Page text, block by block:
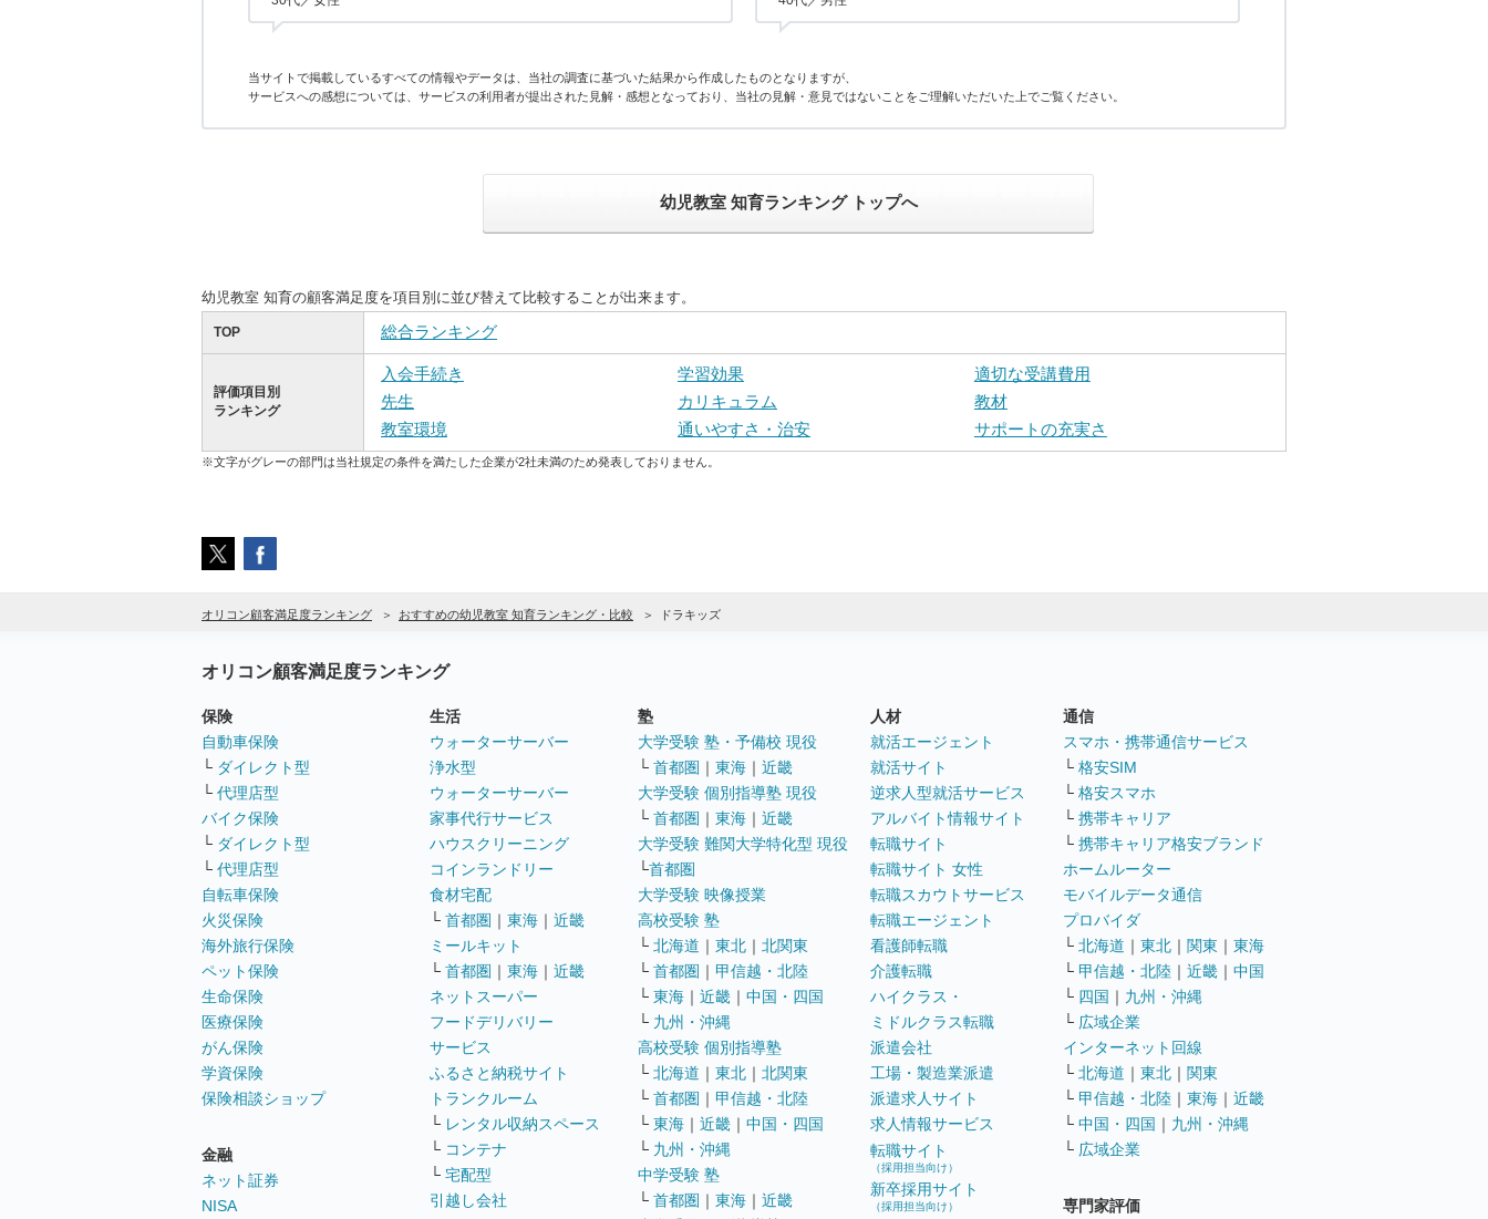
当サイトで掲載しているすべての情報やデータは、当社の調査に基づいた結果から作成したものとなりますが、
サービスへの感想については、サービスの利用者が提出された見解・感想となっており、当社の見解・意見ではないことをご理解いただいた上でご覧ください。
幼児教室 知育ランキング トップへ
幼児教室 知育の顧客満足度を項目別に並び替えて比較することが出来ます。
TOP 総合ランキング
評価項目別
ランキング
入会手続き 学習効果
適切な受講費用
先生
カリキュラム
教材
教室環境
通いやすさ・治安 サポートの充実さ
※文字がグレーの部門は当社規定の条件を満たした企業が2社未満のため発表しておりません。
オリコン顧客満足度ランキング おすすめの幼児教室 知育ランキング・比較 ドラキッズ
オリコン顧客満足度ランキング
保険
自動車保険
└ ダイレクト型
└ 代理店型
バイク保険
└ ダイレクト型
└ 代理店型
自転車保険
火災保険
海外旅行保険
ペット保険
生命保険
医療保険
がん保険
学資保険
保険相談ショップ
金融
ネット証券
NISA
生活
ウォーターサーバー
浄水型
ウォーターサーバー
家事代行サービス
ハウスクリーニング
コインランドリー
食材宅配
└ 首都圏 ｜ 東海 ｜ 近畿
ミールキット
└ 首都圏 ｜ 東海 ｜ 近畿
ネットスーパー
フードデリバリー
サービス
ふるさと納税サイト
トランクルーム
└ レンタル収納スペース
└ コンテナ
└ 宅配型
引越し会社
塾
大学受験 塾・予備校 現役
└ 首都圏 ｜ 東海 ｜ 近畿
大学受験 個別指導塾 現役
└ 首都圏 ｜ 東海 ｜ 近畿
大学受験 難関大学特化型 現役
└首都圏
大学受験 映像授業
高校受験 塾
└ 北海道 ｜ 東北 ｜ 北関東
└ 首都圏 ｜ 甲信越・北陸
└ 東海 ｜ 近畿 ｜ 中国・四国
└ 九州・沖縄
高校受験 個別指導塾
└ 北海道 ｜ 東北 ｜ 北関東
└ 首都圏 ｜ 甲信越・北陸
└ 東海 ｜ 近畿 ｜ 中国・四国
└ 九州・沖縄
中学受験 塾
└ 首都圏 ｜ 東海 ｜ 近畿
人材
就活エージェント
就活サイト
逆求人型就活サービス
アルバイト情報サイト
転職サイト
転職サイト 女性
転職スカウトサービス
転職エージェント
看護師転職
介護転職
ハイクラス・
ミドルクラス転職
派遣会社
工場・製造業派遣
派遣求人サイト
求人情報サービス
転職サイト
（採用担当向け）
新卒採用サイト
（採用担当向け）
通信
スマホ・携帯通信サービス
└ 格安SIM
└ 格安スマホ
└ 携帯キャリア
└ 携帯キャリア格安ブランド
ホームルーター
モバイルデータ通信
プロバイダ
└ 北海道 ｜ 東北 ｜ 関東 ｜ 東海
└ 甲信越・北陸 ｜ 近畿 ｜ 中国
└ 四国 ｜ 九州・沖縄
└ 広域企業
インターネット回線
└ 北海道 ｜ 東北 ｜ 関東
└ 甲信越・北陸 ｜ 東海 ｜ 近畿
└ 中国・四国 ｜ 九州・沖縄
└ 広域企業
専門家評価